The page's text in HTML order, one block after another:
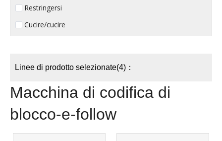
Restringersi
Cucire/cucire
Linee di prodotto selezionate(4)：
Macchina di codifica di
blocco-e-follow